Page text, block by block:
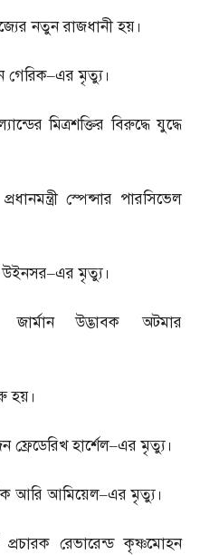
নতুন রাজধানী হয়।
গেরিক–এর মৃত্যু।
মিত্রশক্তির বিরুদ্ধে যুদ্ধে
স্পেন্সার পারসিভেল
উইনসর–এর মৃত্যু।
জার্মান উদ্ভাবক অটমার
হয়।
ফ্রেডেরিখ হার্শেল–এর মৃত্যু।
আরি আমিয়েল–এর মৃত্যু।
প্রচারক রেভারেন্ড কৃষ্ণমোহন